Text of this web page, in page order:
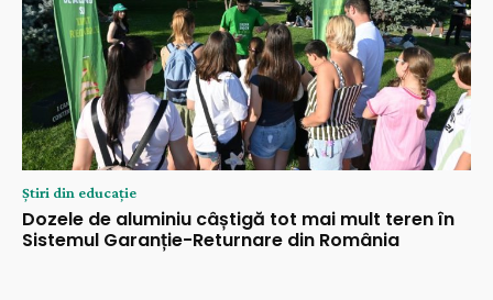
Știri din educație
Dozele de aluminiu câștigă tot mai mult teren în
Sistemul Garanție-Returnare din România